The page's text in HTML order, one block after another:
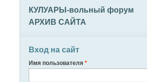
КУЛУАРЫ-вольный форум
АРХИВ САЙТА
Вход на сайт
Имя пользователя *